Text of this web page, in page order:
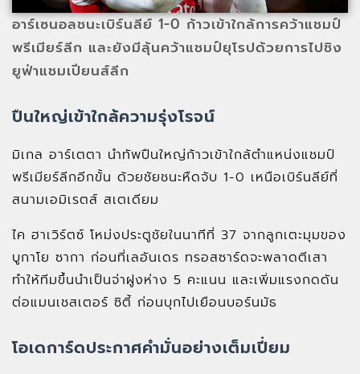
อาร์เซนอลชนะเบิร์นลีย์ 1-0 ก้าวเข้าใกล้การคว้าแชมป์
พรีเมียร์ลีก และยังมีลุ้นคว้าแชมป์ยุโรปด้วยการไปชิง
ยูฟ่าแชมเปียนส์ลีก
ปืนใหญ่เข้าใกล้ความรุ่งโรจน์
มิเกล อาร์เตตา นำทัพปืนใหญ่ก้าวเข้าใกล้ตำแหน่งแชมป์
พรีเมียร์ลีกอีกขั้น ด้วยชัยชนะหืดจับ 1-0 เหนือเบิร์นลีย์ที่
สนามเอมิเรตส์ สเตเดียม
ไค ฮาเวิร์ตซ์ โหม่งประตูชัยในนาทีที่ 37 จากลูกเตะมุมของ
บูกาโย ซากา ก่อนที่เลอันเดร ทรอสซาร์ดจะพลาดตีเสา
ทำให้ทีมขึ้นนำเป็นจ่าฝูงห่าง 5 คะแนน และเพิ่มแรงกดดัน
ต่อแมนเชสเตอร์ ซิตี้ ก่อนบุกไปเยือนบอร์นมัธ
โอเดการ์ดประกาศคำมั่นอย่างเต็มเปี่ยม